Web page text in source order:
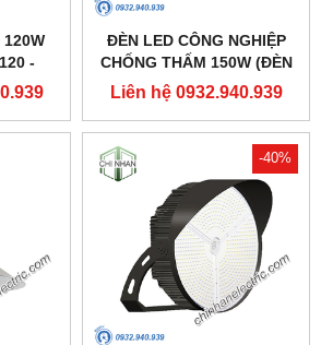
-
ĐÈN LED CÔNG NGHIỆP
CHỐNG THẤM 150W (ĐÈN
HIGHBAY NHÀ XƯỞNG) -
DDB150 - DUHAL
Liên hệ 0932.940.939
-40%